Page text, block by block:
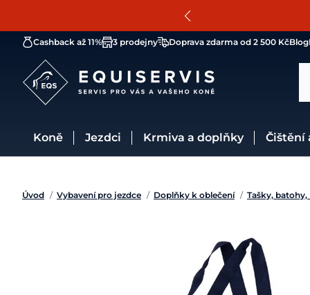
Cashback až 11% 3 prodejny Doprava zdarma od 2 500 KčBlog
Koně Jezdci Krmiva a doplňky
Úvod / Vybavení pro jezdce / Doplňky k oblečení / Tašky,